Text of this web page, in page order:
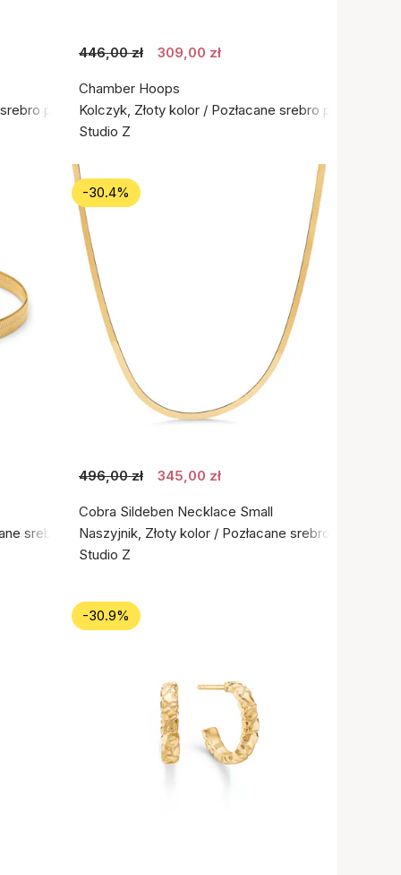
próby 925
446,00 zł 309,00 zł
Chamber Hoops
Kolczyk, Złoty kolor / Pozłacane srebro próby 925
Studio Z
srebro próby 925
-30.4%
496,00 zł 345,00 zł
Cobra Sildeben Necklace Small
Naszyjnik, Złoty kolor / Pozłacane srebro próby 925
Studio Z
-30.9%